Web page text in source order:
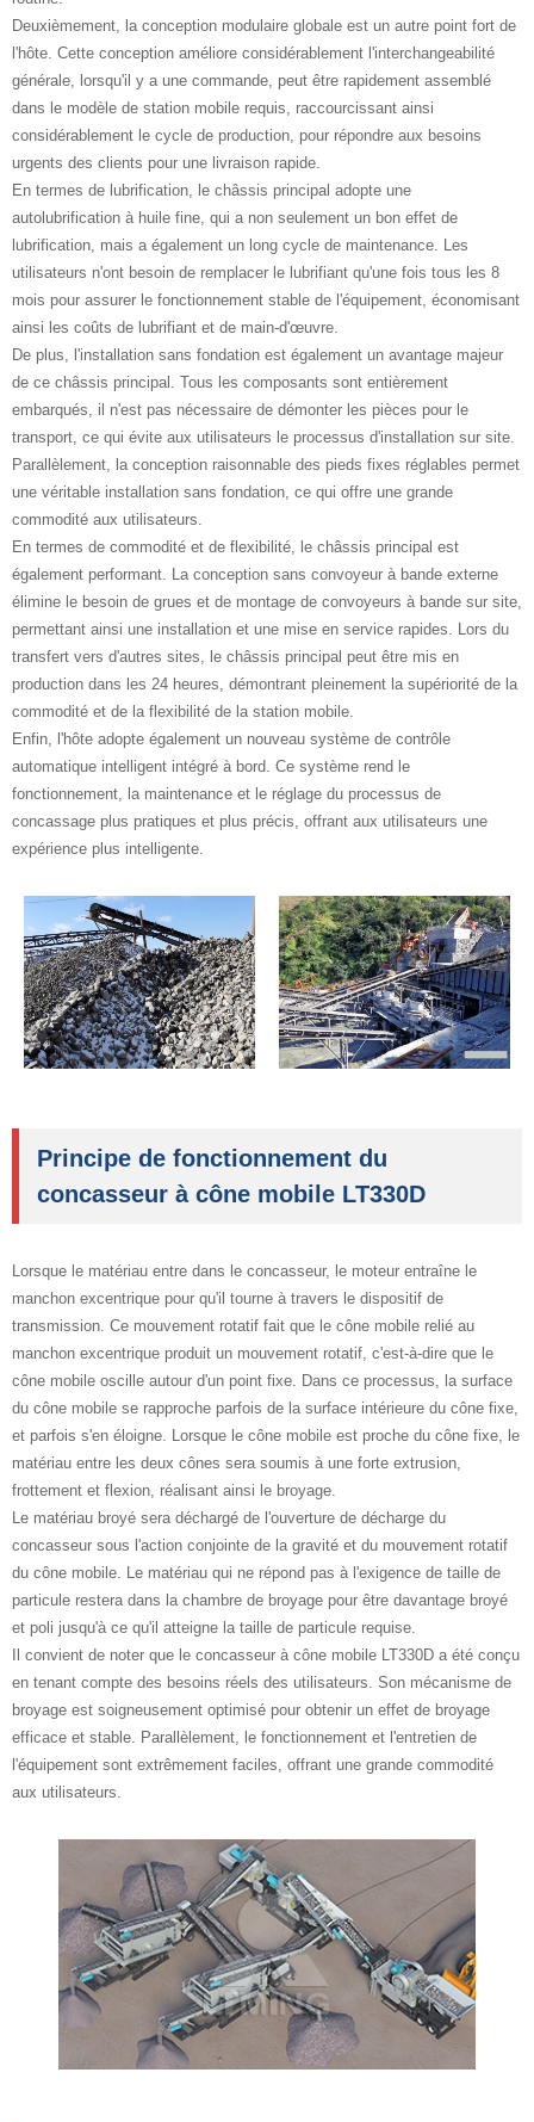
Deuxièmement, la conception modulaire globale est un autre point fort de
l'hôte. Cette conception améliore considérablement l'interchangeabilité
générale, lorsqu'il y a une commande, peut être rapidement assemblé
dans le modèle de station mobile requis, raccourcissant ainsi
considérablement le cycle de production, pour répondre aux besoins
urgents des clients pour une livraison rapide.
En termes de lubrification, le châssis principal adopte une
autolubrification à huile fine, qui a non seulement un bon effet de
lubrification, mais a également un long cycle de maintenance. Les
utilisateurs n'ont besoin de remplacer le lubrifiant qu'une fois tous les 8
mois pour assurer le fonctionnement stable de l'équipement, économisant
ainsi les coûts de lubrifiant et de main-d'œuvre.
De plus, l'installation sans fondation est également un avantage majeur
de ce châssis principal. Tous les composants sont entièrement
embarqués, il n'est pas nécessaire de démonter les pièces pour le
transport, ce qui évite aux utilisateurs le processus d'installation sur site.
Parallèlement, la conception raisonnable des pieds fixes réglables permet
une véritable installation sans fondation, ce qui offre une grande
commodité aux utilisateurs.
En termes de commodité et de flexibilité, le châssis principal est
également performant. La conception sans convoyeur à bande externe
élimine le besoin de grues et de montage de convoyeurs à bande sur site,
permettant ainsi une installation et une mise en service rapides. Lors du
transfert vers d'autres sites, le châssis principal peut être mis en
production dans les 24 heures, démontrant pleinement la supériorité de la
commodité et de la flexibilité de la station mobile.
Enfin, l'hôte adopte également un nouveau système de contrôle
automatique intelligent intégré à bord. Ce système rend le
fonctionnement, la maintenance et le réglage du processus de
concassage plus pratiques et plus précis, offrant aux utilisateurs une
expérience plus intelligente.
Principe de fonctionnement du
concasseur à cône mobile LT330D
Lorsque le matériau entre dans le concasseur, le moteur entraîne le
manchon excentrique pour qu'il tourne à travers le dispositif de
transmission. Ce mouvement rotatif fait que le cône mobile relié au
manchon excentrique produit un mouvement rotatif, c'est-à-dire que le
cône mobile oscille autour d'un point fixe. Dans ce processus, la surface
du cône mobile se rapproche parfois de la surface intérieure du cône fixe,
et parfois s'en éloigne. Lorsque le cône mobile est proche du cône fixe, le
matériau entre les deux cônes sera soumis à une forte extrusion,
frottement et flexion, réalisant ainsi le broyage.
Le matériau broyé sera déchargé de l'ouverture de décharge du
concasseur sous l'action conjointe de la gravité et du mouvement rotatif
du cône mobile. Le matériau qui ne répond pas à l'exigence de taille de
particule restera dans la chambre de broyage pour être davantage broyé
et poli jusqu'à ce qu'il atteigne la taille de particule requise.
Il convient de noter que le concasseur à cône mobile LT330D a été conçu
en tenant compte des besoins réels des utilisateurs. Son mécanisme de
broyage est soigneusement optimisé pour obtenir un effet de broyage
efficace et stable. Parallèlement, le fonctionnement et l'entretien de
l'équipement sont extrêmement faciles, offrant une grande commodité
aux utilisateurs.